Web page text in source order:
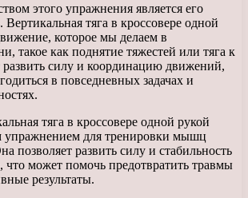
этого упражнения является его
тяга в кроссовере одной
которое мы делаем в
такое как поднятие тяжестей или тяга к
развить силу и координацию движений,
в повседневных задачах и
тяга в кроссовере одной рукой
упражнением для тренировки мышц
позволяет развить силу и стабильность
что может помочь предотвратить травмы
результаты.